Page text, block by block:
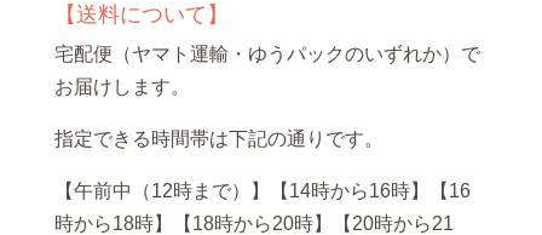
【送料について】
宅配便（ヤマト運輸・ゆうパックのいずれか）で
お届けします。
指定できる時間帯は下記の通りです。
【午前中（12時まで）】【14時から16時】【16
時から18時】【18時から20時】【20時から21